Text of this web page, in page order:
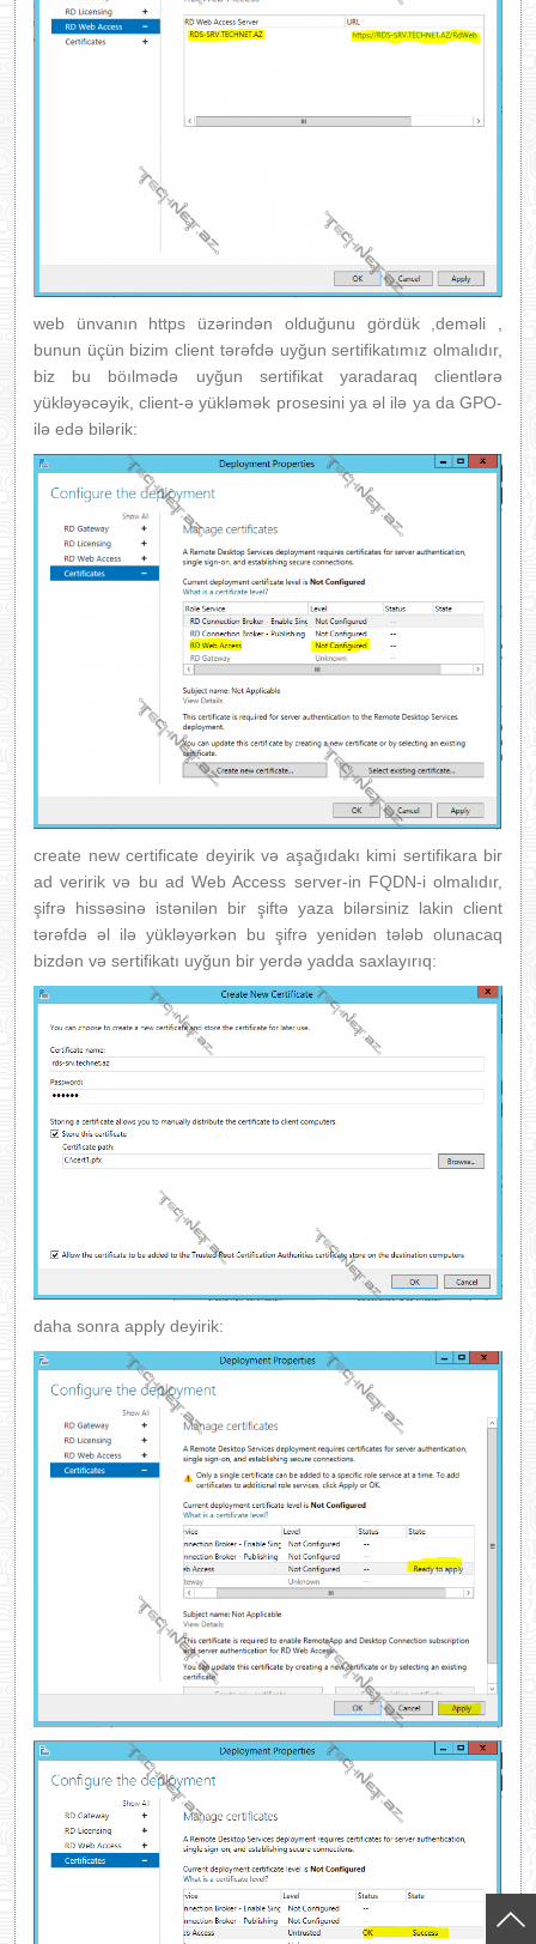
web ünvanın https üzərindən olduğunu gördük ,deməli ,
bunun üçün bizim client tərəfdə uyğun sertifikatımız olmalıdır,
biz bu böılmədə uyğun sertifikat yaradaraq clientlərə
yükləyəcəyik, client-ə yükləmək prosesini ya əl ilə ya da GPO-
ilə edə bilərik:
create new certificate deyirik və aşağıdakı kimi sertifikara bir
ad veririk və bu ad Web Access server-in FQDN-i olmalıdır,
şifrə hissəsinə istənilən bir şiftə yaza bilərsiniz lakin client
tərəfdə əl ilə yükləyərkən bu şifrə yenidən tələb olunacaq
bizdən və sertifikatı uyğun bir yerdə yadda saxlayırıq:
daha sonra apply deyirik: